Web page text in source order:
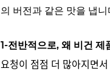
의 버전과 같은 맛을 냅니
1-전반적으로, 왜 비건
요청이 점점 더